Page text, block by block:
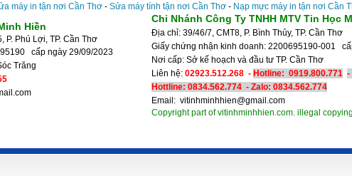
máy in tận nơi Cần Thơ - Sửa máy tính tận nơi Cần Thơ - Nạp mực máy in tận nơi Cần
Hiền
P. Phú Lợi, TP. Cần Thơ
cấp ngày 29/09/2023
Trăng
Chi Nhánh Công Ty TNHH MTV Tin Học
Địa chỉ: 39/46/7, CMT8, P. Bình Thủy, TP. Cần Thơ
Giấy chứng nhận kinh doanh: 2200695190-001
Nơi cấp: Sở kế hoạch và đầu tư
Liên hệ: 02923.512.268 - Hotline: 0919.800.771 -
Hottline: 0834.562.774 - Zalo: 0834.562.774
Email: vitinhminhhien@gmail.com
Copyright part of vitinhminhhien.com. illegal